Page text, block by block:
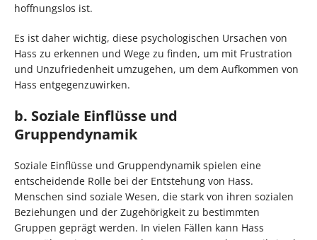
hoffnungslos ist.
Es ist daher wichtig, diese psychologischen Ursachen von
Hass zu erkennen und Wege zu finden, um mit Frustration
und Unzufriedenheit umzugehen, um dem Aufkommen von
Hass entgegenzuwirken.
b. Soziale Einflüsse und
Gruppendynamik
Soziale Einflüsse und Gruppendynamik spielen eine
entscheidende Rolle bei der Entstehung von Hass.
Menschen sind soziale Wesen, die stark von ihren sozialen
Beziehungen und der Zugehörigkeit zu bestimmten
Gruppen geprägt werden. In vielen Fällen kann Hass